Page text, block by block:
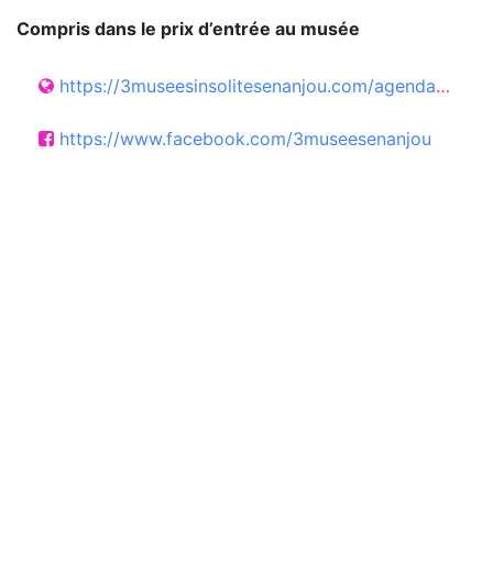
Compris dans le prix d’entrée au musée
https://3museesinsolitesenanjou.com/agenda-jules-desbois/restauration-ouverte-au-public-rencontre-avec-marie-gouret-4/
https://www.facebook.com/3museesenanjou